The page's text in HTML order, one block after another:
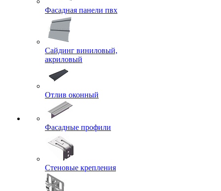
Фасадная панели пвх
Сайдинг виниловый,
акриловый
Отлив оконный
Фасадные профили
Стеновые крепления